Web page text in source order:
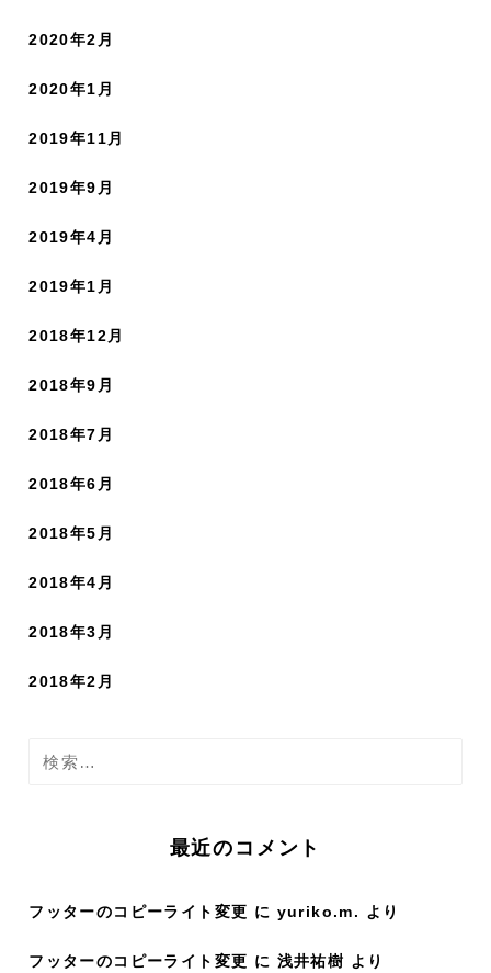
2020年2月
2020年1月
2019年11月
2019年9月
2019年4月
2019年1月
2018年12月
2018年9月
2018年7月
2018年6月
2018年5月
2018年4月
2018年3月
2018年2月
検
最近のコメント
フッターのコピーライト変更 に yuriko.m. より
フッターのコピーライト変更 に 浅井祐樹 より